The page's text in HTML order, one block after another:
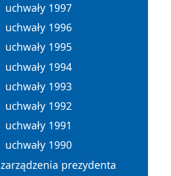
uchwały 1997
uchwały 1996
uchwały 1995
uchwały 1994
uchwały 1993
uchwały 1992
uchwały 1991
uchwały 1990
zarządzenia prezydenta